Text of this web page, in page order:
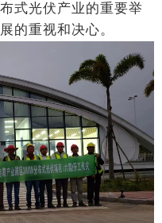
式光伏产业的重要举
的重视和决心。